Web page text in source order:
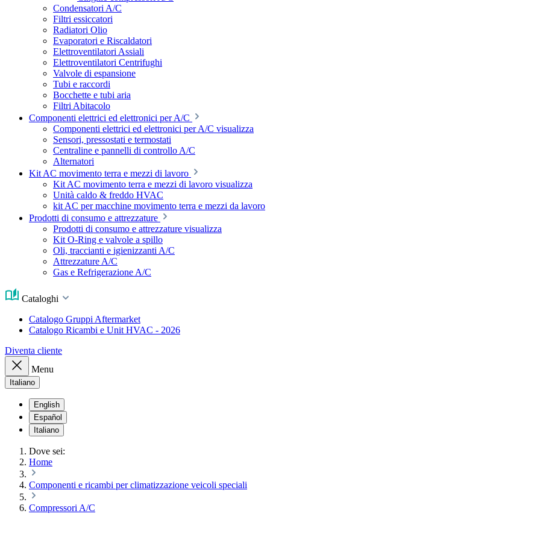
Condensatori A/C
Filtri essiccatori
Radiatori Olio
Evaporatori e Riscaldatori
Elettroventilatori Assiali
Elettroventilatori Centrifughi
Valvole di espansione
Tubi e raccordi
Bocchette e tubi aria
Filtri Abitacolo
Componenti elettrici ed elettronici per A/C
Componenti elettrici ed elettronici per A/C visualizza
Sensori, pressostati e termostati
Centraline e pannelli di controllo A/C
Alternatori
Kit AC movimento terra e mezzi di lavoro
Kit AC movimento terra e mezzi di lavoro visualizza
Unità caldo & freddo HVAC
kit AC per macchine movimento terra e mezzi da lavoro
Prodotti di consumo e attrezzature
Prodotti di consumo e attrezzature visualizza
Kit O-Ring e valvole a spillo
Oli, traccianti e igienizzanti A/C
Attrezzature A/C
Gas e Refrigerazione A/C
Cataloghi
Catalogo Gruppi Aftermarket
Catalogo Ricambi e Unit HVAC - 2026
Diventa cliente
Menu
Italiano
English
Español
Italiano
Dove sei:
Home
Componenti e ricambi per climatizzazione veicoli speciali
Compressori A/C